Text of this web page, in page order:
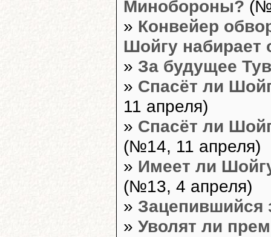
Минобороны?
» Конвейер
Шойгу набирает
» За будущее
» Спасёт ли
11 апреля)
» Спасёт ли
(№14, 11 апреля)
» Имеет ли
(№13, 4 апреля)
» Зацепившийся
» Уволят ли